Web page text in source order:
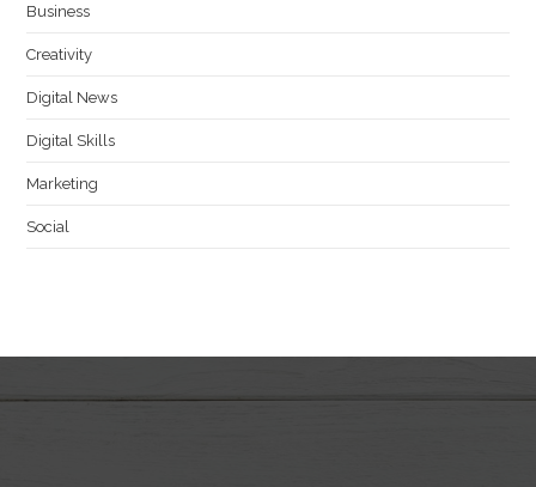
Business
Creativity
Digital News
Digital Skills
Marketing
Social